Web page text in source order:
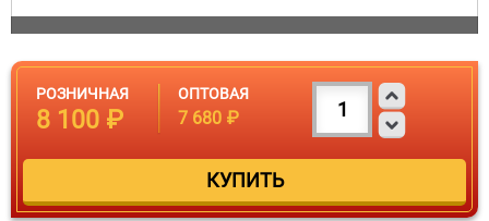
РОЗНИЧНАЯ
8 100 ₽
ОПТОВАЯ
7 680 ₽